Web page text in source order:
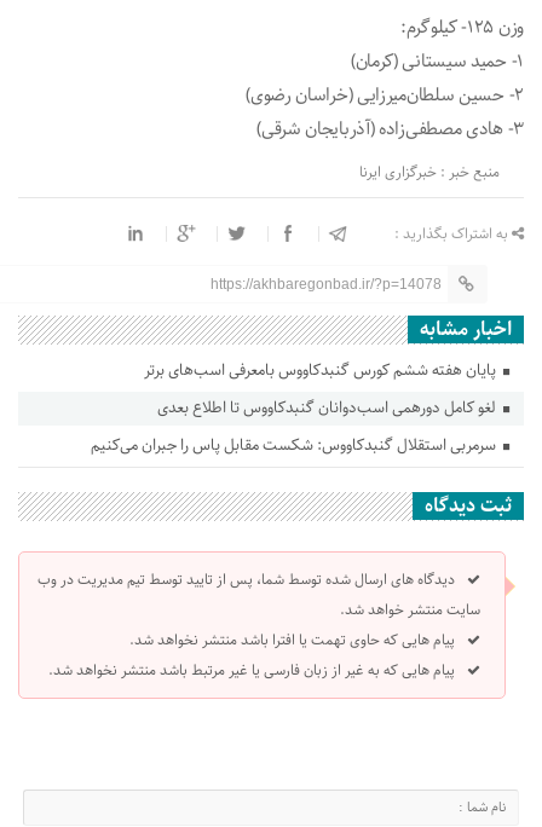
وزن ۱۲۵- کیلوگرم:
۱- حمید سیستانی (کرمان)
۲- حسین سلطان‌میرزایی (خراسان رضوی)
۳- هادی مصطفی‌زاده (آذربایجان شرقی)
منبع خبر : خبرگزاری ایرنا
به اشتراک بگذارید :
https://akhbaregonbad.ir/?p=14078
اخبار مشابه
پایان هفته ششم کورس گنبدکاووس بامعرفی اسب‌های برتر
لغو کامل دورهمی اسب‌دوانان گنبدکاووس تا اطلاع بعدی
سرمربی استقلال گنبدکاووس: شکست مقابل پاس را جبران می‌کنیم
ثبت دیدگاه
دیدگاه های ارسال شده توسط شما، پس از تایید توسط تیم مدیریت در وب
سایت منتشر خواهد شد.
پیام هایی که حاوی تهمت یا افترا باشد منتشر نخواهد شد.
پیام هایی که به غیر از زبان فارسی یا غیر مرتبط باشد منتشر نخواهد شد.